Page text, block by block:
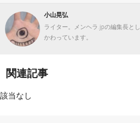
小山晃弘
ライター。メンヘラ.jpの編集長と
かわっています。
関連記事
該当なし